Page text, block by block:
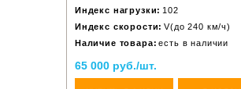
Индекс нагрузки: 102
Индекс скорости: V(до 240 км/ч)
Наличие товара: есть в наличии
65 000 руб./шт.